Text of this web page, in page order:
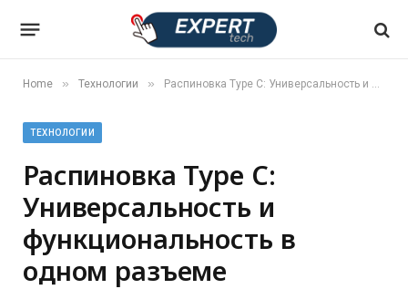
Home » Технологии » Распиновка Type C: Универсальность и функциональность в одном разъеме
ТЕХНОЛОГИИ
Распиновка Type C:
Универсальность и
функциональность в
одном разъеме